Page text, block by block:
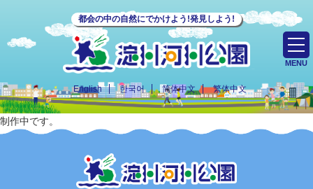
都会の中の自然にでかけよう!発見しよう!
English 한국어 简体中文 繁体中文
MENU
制作中です。